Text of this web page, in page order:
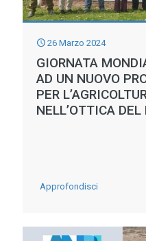
acque
è
una
opportunità,
ma
grazie
26 Marzo 2024
GIORNATA
AD UN NUOVO
PER
NELL’OTTICA DEL
Approfondisci-
MONDIALE